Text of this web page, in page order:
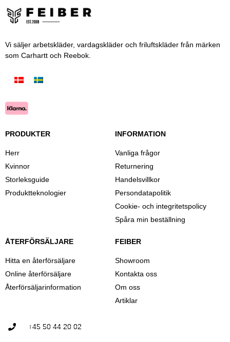
Vi säljer arbetskläder, vardagskläder och friluftskläder från märken
som Carhartt och Reebok.
PRODUKTER
Herr
Kvinnor
Storleksguide
Produktteknologier
INFORMATION
Vanliga frågor
Returnering
Handelsvillkor
Persondatapolitik
Cookie- och integritetspolicy
Spåra min beställning
ÅTERFÖRSÄLJARE
Hitta en återförsäljare
Online återförsäljare
Återförsäljarinformation
FEIBER
Showroom
Kontakta oss
Om oss
Artiklar
+45 50 44 20 02